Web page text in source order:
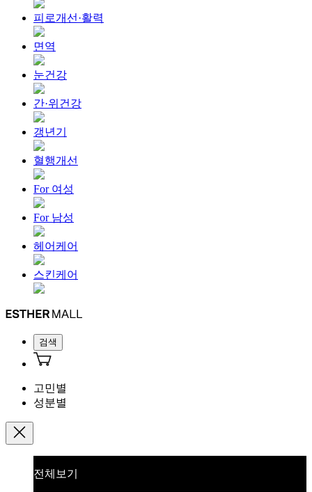
피로개선·활력
면역
눈건강
간·위건강
갱년기
혈행개선
For 여성
For 남성
헤어케어
스킨케어
검색
고민별
성분별
전체보기